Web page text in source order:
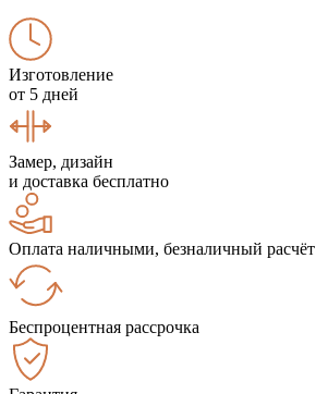
Изготовление
от 5 дней
Замер, дизайн
и доставка бесплатно
Оплата наличными, безналичный расчёт
Беспроцентная рассрочка